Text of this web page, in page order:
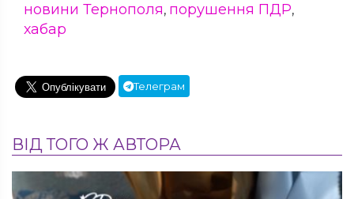
новини Тернополя, порушення ПДР,
хабар
Телеграм
ВІД ТОГО Ж АВТОРА